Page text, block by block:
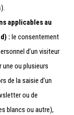
applicables au
: le consentement
d’un visiteur
ou plusieurs
de la saisie d’un
ou de
blancs ou autre),